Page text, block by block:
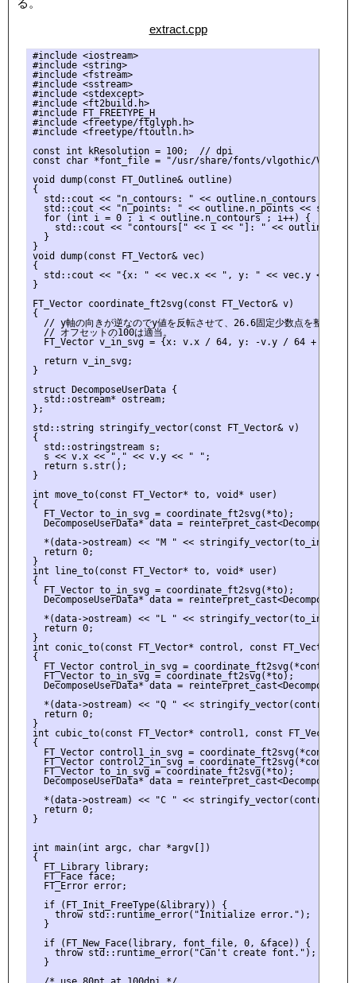
extract.cpp
#include <iostream>
#include <string>
#include <fstream>
#include <sstream>
#include <stdexcept>
#include <ft2build.h>
#include FT_FREETYPE_H
#include <freetype/ftglyph.h>
#include <freetype/ftoutln.h>
const int kResolution = 100;  // dpi
const char *font_file = "/usr/share/fonts/vlgothic/VL-
void dump(const FT_Outline& outline)
{
std::cout << "n_contours: " << outline.n_contours <<
std::cout << "n_points: " << outline.n_points <<
  for (int i = 0 ; i < outline.n_contours ; i++) {
std::cout << "contours[" << i << "]: " <<
  }
}
void dump(const FT_Vector& vec)
{
std::cout << "{x: " << vec.x << ", y: " << vec.y << "}"
}
FT_Vector coordinate_ft2svg(const FT_Vector& v)
{
  // y軸の向きが逆なのでy値を反転させて、26.6固定少数点を整数化。
  // オフセットの100は適当。
  FT_Vector v_in_svg = {x: v.x / 64, y: -v.y / 64 + 100};
  return v_in_svg;
}
struct DecomposeUserData {
  std::ostream* ostream;
};
std::string stringify_vector(const FT_Vector& v)
{
  std::ostringstream s;
  s << v.x << "," << v.y << " ";
  return s.str();
}
int move_to(const FT_Vector* to, void* user)
{
  FT_Vector to_in_svg = coordinate_ft2svg(*to);
DecomposeUserData* data =
  *(data->ostream) << "M " << stringify_vector(to_in_svg);
  return 0;
}
int line_to(const FT_Vector* to, void* user)
{
  FT_Vector to_in_svg = coordinate_ft2svg(*to);
DecomposeUserData* data =
  *(data->ostream) << "L " << stringify_vector(to_in_svg);
  return 0;
}
int conic_to(const FT_Vector* control, const FT_Vector*
{
  FT_Vector control_in_svg = coordinate_ft2svg(*control);
  FT_Vector to_in_svg = coordinate_ft2svg(*to);
DecomposeUserData* data =
*(data->ostream) << "Q " <<
  return 0;
}
int cubic_to(const FT_Vector* control1, const
{
FT_Vector control1_in_svg =
FT_Vector control2_in_svg =
  FT_Vector to_in_svg = coordinate_ft2svg(*to);
DecomposeUserData* data =
*(data->ostream) << "C " <<
  return 0;
}
int main(int argc, char *argv[])
{
  FT_Library library;
  FT_Face face;
  FT_Error error;
  if (FT_Init_FreeType(&library)) {
    throw std::runtime_error("Initialize error.");
  }
  if (FT_New_Face(library, font_file, 0, &face)) {
    throw std::runtime_error("Can't create font.");
  }